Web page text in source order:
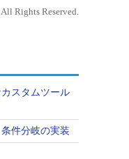
Rights Reserved.
スタムツール
件分岐の実装